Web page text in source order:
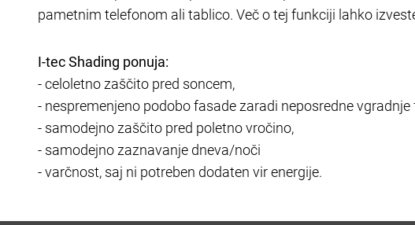
pametnim telefonom ali tablico. Več o tej funkciji lahko
I-tec Shading ponuja:
- celoletno zaščito pred soncem,
- nespremenjeno podobo fasade zaradi neposredne
- samodejno zaščito pred poletno vročino,
- samodejno zaznavanje dneva/noči
- varčnost, saj ni potreben dodaten vir energije.